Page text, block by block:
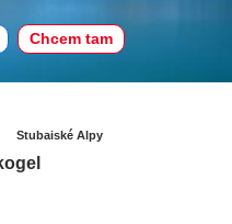
Chcem tam
Stubaiské Alpy